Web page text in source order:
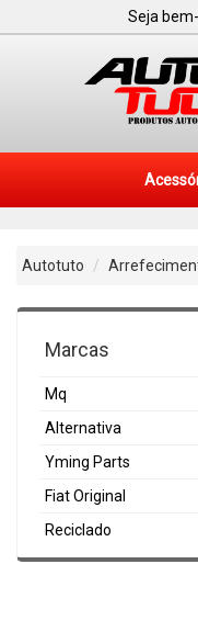
Seja
Autotuto
Marcas
Mq
Alternativa
Yming Parts
Fiat Original
Reciclado